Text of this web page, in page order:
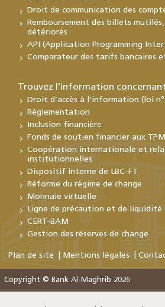
Droit de communication des
Remboursement des billets
détériorés
API (Application Programming
Comparateur des tarifs bancaires
Trouvez l’information
Droit d’accès à l’information (loi
Réglementation
Inclusion financière
Fonds de soutien financier aux
Coopération internationale et
institutionnelles
Dispositif interne de LBC-FT
Réforme du régime de change
Monnaie virtuelle
Ligne de précaution et de liquidité
CERT-BAM
Gestion des réserves de change
Plan de site Mentions légales
Copyright © Bank Al-Maghrib 2026